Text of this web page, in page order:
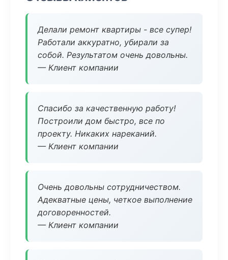
Делали ремонт квартиры - все супер!
Работали аккуратно, убирали за
собой. Результатом очень довольны.
— Клиент компании
Спасибо за качественную работу!
Построили дом быстро, все по
проекту. Никаких нареканий.
— Клиент компании
Очень довольны сотрудничеством.
Адекватные цены, четкое выполнение
договоренностей.
— Клиент компании